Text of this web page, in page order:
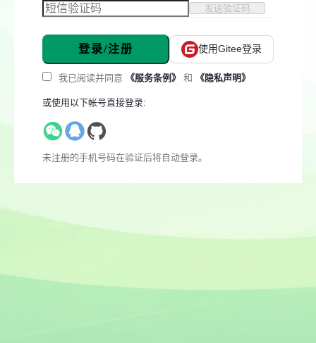
发送验证码
登录/注册 使用Gitee登录
我已阅读并同意 《服务条例》 和 《隐私声明》
或使用以下帐号直接登录:
未注册的手机号码在验证后将自动登录。